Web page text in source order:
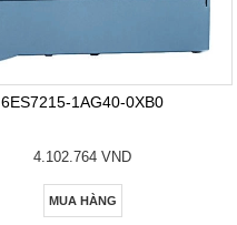
6ES7215-1AG40-0XB0
4.102.764 VND
MUA HÀNG